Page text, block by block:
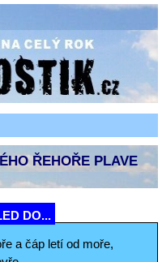
ŘEHOŘE PLAVE
DO...
a čáp letí od moře,